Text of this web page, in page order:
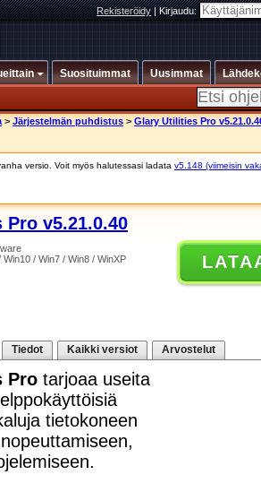
Rekisteröidy|Kirjaudu:
Suosituimmat Uusimmat
> Järjestelmän puhdistus > Glary Utilities Pro
versio. Voit myös halutessasi ladata v5.148 (viimeisin
v5.21.0.40
Win10 / Win7 / Win8 / WinXP
Tiedot Kaikki versiot Arvostelut
Pro tarjoaa useita
tietokoneen